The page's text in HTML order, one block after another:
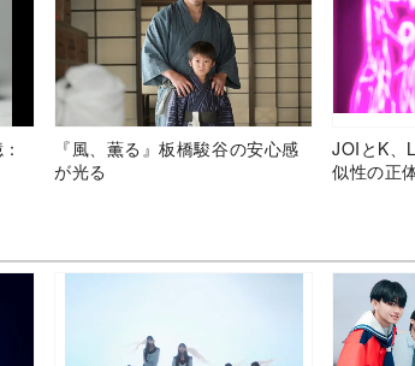
『風、薫る』板橋駿谷の安心感
が光る
JOIとK、
似性の正